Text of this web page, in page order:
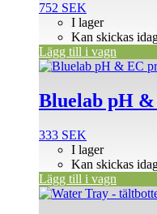
752 SEK
I lager
Kan skickas
Lägg till i vagn
Bluelab pH &
333 SEK
I lager
Kan skickas
Lägg till i vagn
Den